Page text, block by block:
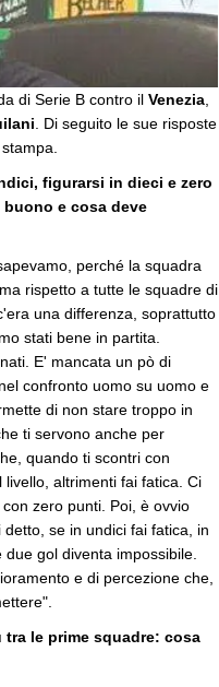
di Serie B contro il Venezia
. Di seguito le sue risposte
figurarsi in dieci e zero
e cosa deve
perché la squadra
rispetto a tutte le squadre di
una differenza, soprattutto
stati bene in partita.
E' mancata un pò di
confronto uomo su uomo e
di non stare troppo in
ti servono anche per
quando ti scontri con
altrimenti fai fatica. Ci
zero punti. Poi, è ovvio
se in undici fai fatica, in
gol diventa impossibile.
e di percezione che,
le prime squadre: cosa